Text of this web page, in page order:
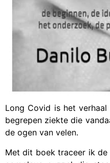
Long Covid is het
begrepen ziekte die
de ogen van velen.
Met dit boek traceer ik de